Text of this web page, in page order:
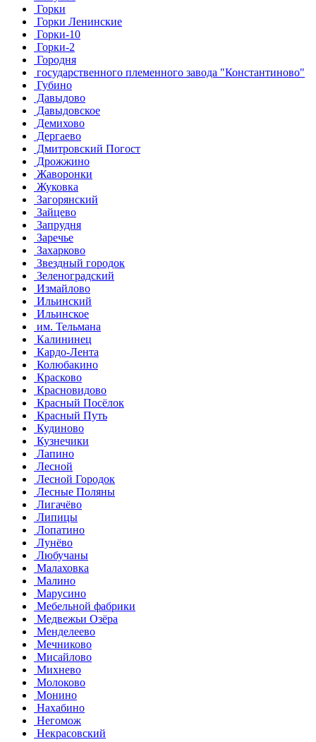
Горки
Горки Ленинские
Горки-10
Горки-2
Городня
государственного племенного завода "Константиново"
Губино
Давыдово
Давыдовское
Демихово
Дергаево
Дмитровский Погост
Дрожжино
Жаворонки
Жуковка
Загорянский
Зайцево
Запрудня
Заречье
Захарково
Звездный городок
Зеленоградский
Измайлово
Ильинский
Ильинское
им. Тельмана
Калининец
Кардо-Лента
Колюбакино
Красково
Красновидово
Красный Посёлок
Красный Путь
Кудиново
Кузнечики
Лапино
Лесной
Лесной Городок
Лесные Поляны
Лигачёво
Липицы
Лопатино
Лунёво
Любучаны
Малаховка
Малино
Марусино
Мебельной фабрики
Медвежьи Озёра
Менделеево
Мечниково
Мисайлово
Михнево
Молоково
Монино
Нахабино
Негомож
Некрасовский